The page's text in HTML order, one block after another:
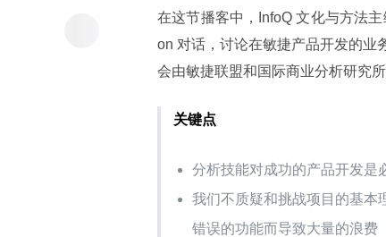
在这节播客中，InfoQ 文化与方法
on 对话，讨论在敏捷产品开发的业
会由敏捷联盟和国际商业分析研究
关键点
分析技能对成功的产品开发是
我们不质疑和挑战项目的基本
错误的功能而导致大量的浪费